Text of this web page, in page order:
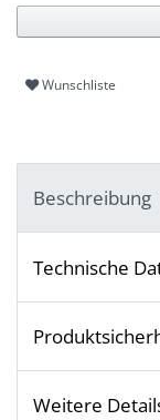
Wunschliste
Beschreibung
Technische
Weitere